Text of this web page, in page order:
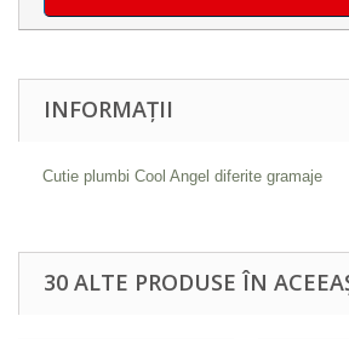
INFORMAȚII
Cutie plumbi Cool Angel diferite gramaje
30 ALTE PRODUSE ÎN